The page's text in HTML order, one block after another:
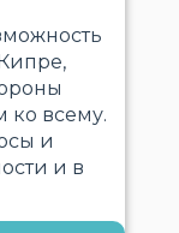
ко всему.
и
и в